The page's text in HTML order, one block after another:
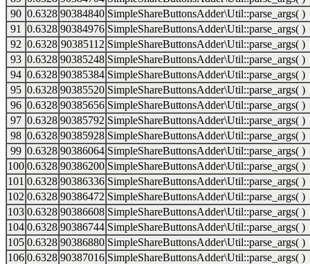
90 0.6328 90384840 SimpleShareButtonsAdder\Util::parse_args( )
91
0.6328 90384976 SimpleShareButtonsAdder\Util::parse_args( )
92 0.6328 90385112 SimpleShareButtonsAdder\Util::parse_args( )
93 0.6328 90385248 SimpleShareButtonsAdder\Util::parse_args( )
94 0.6328 90385384 SimpleShareButtonsAdder\Util::parse_args( )
95 0.6328 90385520 SimpleShareButtonsAdder\Util::parse_args( )
96 0.6328 90385656 SimpleShareButtonsAdder\Util::parse_args( )
97 0.6328 90385792 SimpleShareButtonsAdder\Util::parse_args( )
98 0.6328 90385928 SimpleShareButtonsAdder\Util::parse_args( )
99 0.6328 90386064 SimpleShareButtonsAdder\Util::parse_args( )
100 0.6328 90386200 SimpleShareButtonsAdder\Util::parse_args( )
101 0.6328 90386336 SimpleShareButtonsAdder\Util::parse_args( )
102 0.6328 90386472 SimpleShareButtonsAdder\Util::parse_args( )
103 0.6328 90386608 SimpleShareButtonsAdder\Util::parse_args( )
104 0.6328 90386744 SimpleShareButtonsAdder\Util::parse_args( )
105 0.6328 90386880 SimpleShareButtonsAdder\Util::parse_args( )
106 0.6328 90387016 SimpleShareButtonsAdder\Util::parse_args( )